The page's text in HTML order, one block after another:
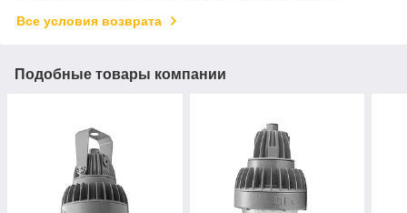
Все условия возврата
Подобные товары компании